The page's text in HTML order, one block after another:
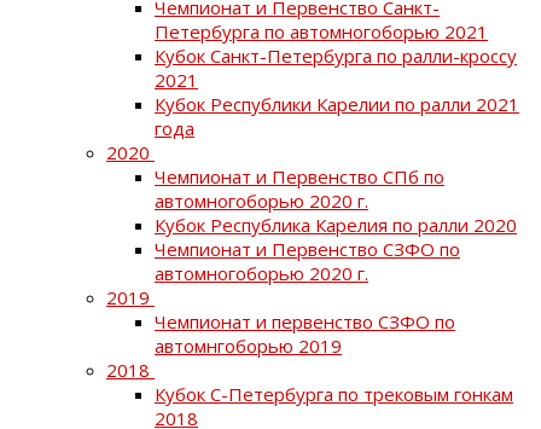
Чемпионат и Первенство Санкт-
Петербурга по автомногоборью 2021
Кубок Санкт-Петербурга по ралли-кроссу
2021
Кубок Республики Карелии по ралли 2021
года
2020
Чемпионат и Первенство СПб по
автомногоборью 2020 г.
Кубок Республика Карелия по ралли 2020
Чемпионат и Первенство СЗФО по
автомногоборью 2020 г.
2019
Чемпионат и первенство СЗФО по
автомнгоборью 2019
2018
Кубок С-Петербурга по трековым гонкам
2018